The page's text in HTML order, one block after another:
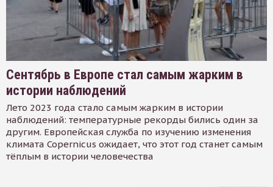
Сентябрь в Европе стал самым жарким в
истории наблюдений
Лето 2023 года стало самым жарким в истории
наблюдений: температурные рекорды бились один за
другим. Европейская служба по изучению изменения
климата Copernicus ожидает, что этот год станет самым
тёплым в истории человечества